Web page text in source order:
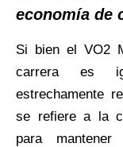
economía de
Si bien el VO2
carrera es
estrechamente
se refiere a la
para